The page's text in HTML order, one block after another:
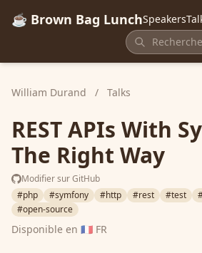
☕ Brown Bag LunchSpeakers
William Durand / Talks
REST APIs With
The Right Way
Modifier sur GitHub
#php
#symfony #http #rest #test
#open-source
Disponible en 🇫🇷 FR